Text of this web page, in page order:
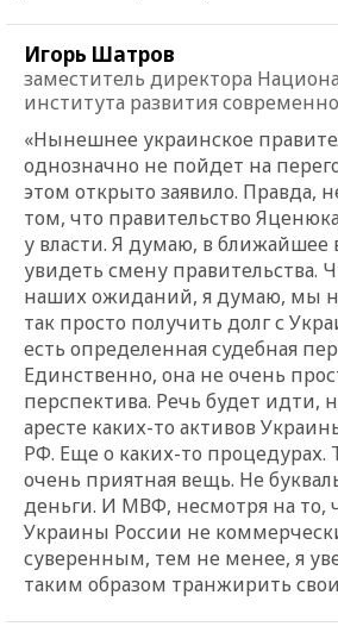
Игорь Шатров
заместитель директора
института развития
«Нынешнее украинское
однозначно не пойдет на
этом открыто заявило. Правда,
том, что правительство
у власти. Я думаю, в
увидеть смену правительства.
наших ожиданий, я думаю, мы
так просто получить долг с
есть определенная судебная
Единственно, она не очень
перспектива. Речь будет идти,
аресте каких-то активов
РФ. Еще о каких-то процедурах.
очень приятная вещь. Не
деньги. И МВФ, несмотря на то,
Украины России не
суверенным, тем не менее, я
таким образом транжирить